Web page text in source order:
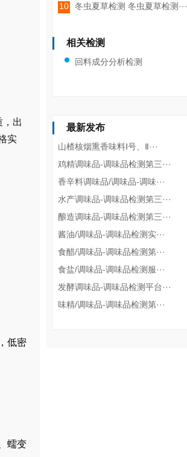
，出
实
低密
蠕变
10
冬虫夏草检测 冬虫夏草检测···
相关检测
回料成分分析检测
最新发布
山楂核烟熏香味料Ⅰ号、Ⅱ···
鸡精调味品-调味品检测第三···
香辛料调味品/调味品-调味···
水产调味品-调味品检测第三···
酿造调味品-调味品检测第三···
酱油/调味品-调味品检测实···
食醋/调味品-调味品检测第···
食盐/调味品-调味品检测服···
发酵调味品-调味品检测平台···
味精/调味品-调味品检测第···